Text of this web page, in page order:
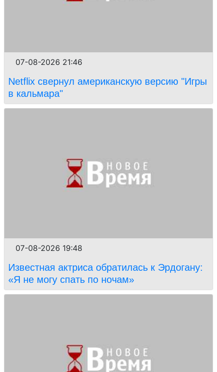
07-08-2026 21:46
Netflix свернул американскую версию "Игры
в кальмара"
07-08-2026 19:48
Известная актриса обратилась к Эрдогану:
«Я не могу спать по ночам»